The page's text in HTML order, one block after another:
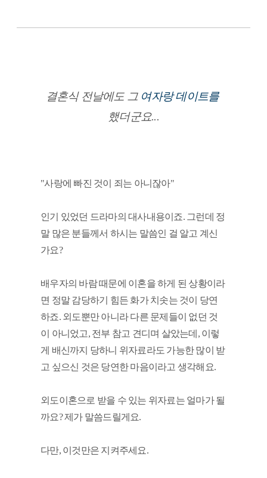
결혼식 전날에도 그
여자랑 데이트를
했더군요...
"사랑에 빠진 것이 죄는 아니잖아"
인기 있었던 드라마의 대사내용이죠. 그런데 정
말 많은 분들께서 하시는 말씀인 걸 알고 계신
가요?
배우자의 바람 때문에 이혼을 하게 된 상황이라
면 정말 감당하기 힘든 화가 치솟는 것이 당연
하죠. 외도뿐만 아니라 다른 문제들이 없던 것
이 아니었고, 전부 참고 견디며 살았는데, 이렇
게 배신까지 당하니 위자료라도 가능한 많이 받
고 싶으신 것은 당연한 마음이라고 생각해요.
외도이혼으로 받을 수 있는 위자료는 얼마가 될
까요? 제가 말씀드릴게요.
다만, 이것만은 지켜주세요.